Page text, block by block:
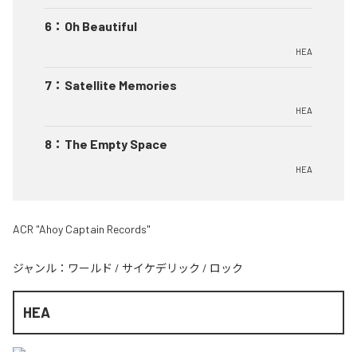
6 ： Oh Beautiful
HEA
7 ： Satellite Memories
HEA
8 ： The Empty Space
HEA
ACR "Ahoy Captain Records"
ジャンル： ワールド / サイケデリック / ロック
HEA